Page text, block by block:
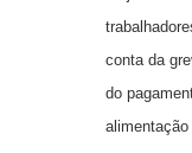
conta da
do
alimentação